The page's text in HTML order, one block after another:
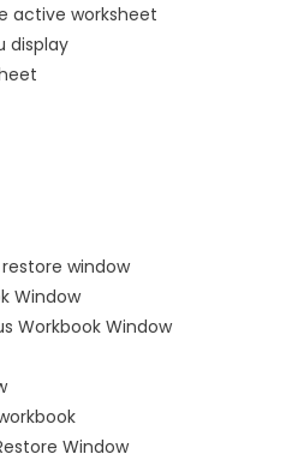
active worksheet
display
window
Window
Workbook Window
Window